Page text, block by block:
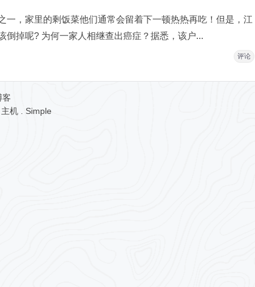
，家里的剩饭菜他们通常会留着下一顿热热再吃！但是，江
掉呢? 为何一家人相继查出癌症？据悉，该户...
评论
客
主机. Simple